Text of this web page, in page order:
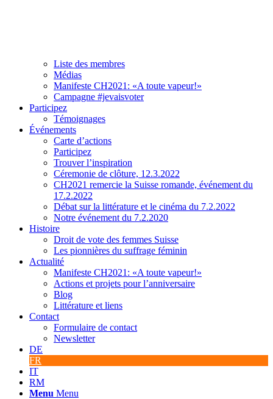
Liste des membres
Médias
Manifeste CH2021: «A toute vapeur!»
Campagne #jevaisvoter
Participez
Témoignages
Événements
Carte d’actions
Participez
Trouver l’inspiration
Céremonie de clôture, 12.3.2022
CH2021 remercie la Suisse romande, événement du
17.2.2022
Débat sur la littérature et le cinéma du 7.2.2022
Notre événement du 7.2.2020
Histoire
Droit de vote des femmes Suisse
Les pionnières du suffrage féminin
Actualité
Manifeste CH2021: «A toute vapeur!»
Actions et projets pour l’anniversaire
Blog
Littérature et liens
Contact
Formulaire de contact
Newsletter
DE
FR
IT
RM
Menu Menu